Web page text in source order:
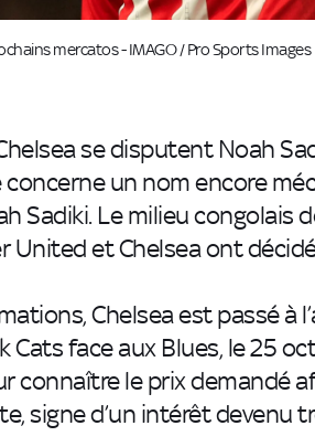
mercatos - IMAGO / Pro Sports Images
se disputent Noah
un nom encore
Sadiki. Le milieu congolais
United et Chelsea ont décidé
Chelsea est passé à
Cats face aux Blues, le 25
connaître le prix demandé
signe d’un intérêt devenu